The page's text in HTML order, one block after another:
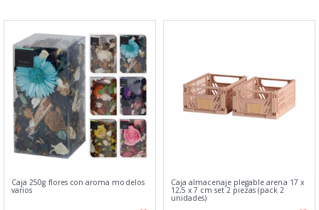
Caja 250g flores con aroma modelos
varios
Caja almacenaje plegable arena 17 x
12,5 x 7 cm set 2 piezas (pack 2
unidades)